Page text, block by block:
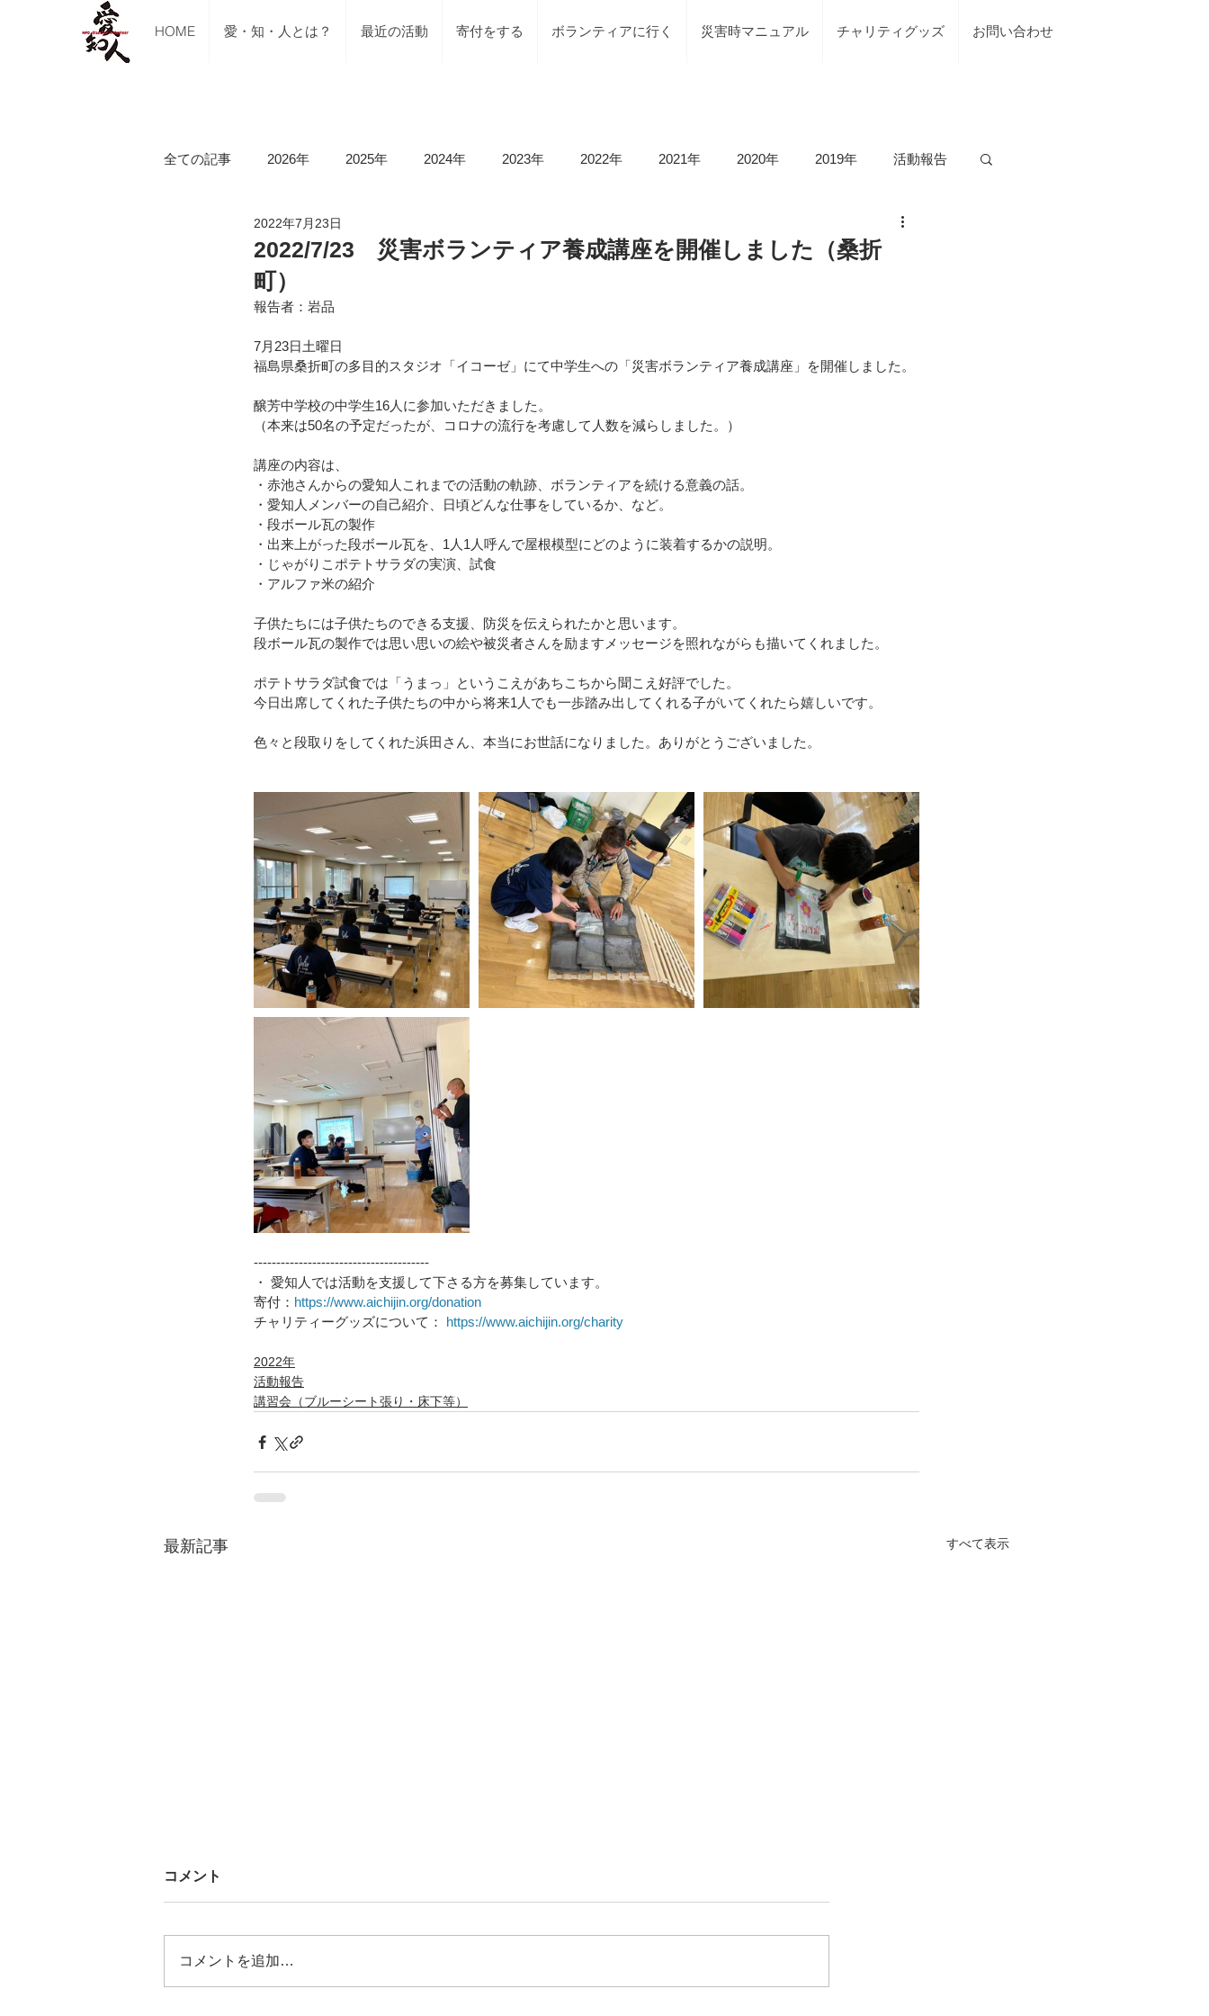
HOME 愛・知・人とは？ 最近の活動 寄付をする ボランティアに行く 災害時マニュアル チャリティグッズ お問い合わせ
全ての記事 2026年 2025年 2024年 2023年 2022年 2021年 2020年 2019年 活動報告
ご支援のご報告 メディア掲載情報
講習会（ブルーシート張り・床下等）
令和5年山口県美祢市豪雨水害 令和5年台風2号（沼津市） 令和5年石川県能登半島地震
令和3年8月豪雨 令和3年7月豪雨
令和元年九州北部豪雨
2022/7/23 災害ボランティア養成講座を開催しました（桑折
町）
2022年7月23日
報告者：岩品
7月23日土曜日
福島県桑折町の多目的スタジオ「イコーゼ」にて中学生への「災害ボランティア養成講座」を開催しました。
醸芳中学校の中学生16人に参加いただきました。
（本来は50名の予定だったが、コロナの流行を考慮して人数を減らしました。）
講座の内容は、
・赤池さんからの愛知人これまでの活動の軌跡、ボランティアを続ける意義の話。
・愛知人メンバーの自己紹介、日頃どんな仕事をしているか、など。
・段ボール瓦の製作
・出来上がった段ボール瓦を、1人1人呼んで屋根模型にどのように装着するかの説明。
・じゃがりこポテトサラダの実演、試食
・アルファ米の紹介
子供たちには子供たちのできる支援、防災を伝えられたかと思います。
段ボール瓦の製作では思い思いの絵や被災者さんを励ますメッセージを照れながらも描いてくれました。
ポテトサラダ試食では「うまっ」というこえがあちこちから聞こえ好評でした。
今日出席してくれた子供たちの中から将来1人でも一歩踏み出してくれる子がいてくれたら嬉しいです。
色々と段取りをしてくれた浜田さん、本当にお世話になりました。ありがとうございました。
---------------------------------------
・ 愛知人では活動を支援して下さる方を募集しています。
寄付： https://www.aichijin.org/donation
チャリティーグッズについて： https://www.aichijin.org/charity
2022年
活動報告
講習会（ブルーシート張り・床下等）
最新記事 すべて表示
コメント
コメントを追加…